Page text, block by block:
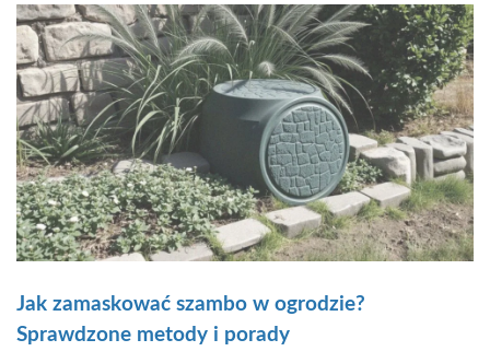
Jak zamaskować szambo w ogrodzie?
Sprawdzone metody i porady